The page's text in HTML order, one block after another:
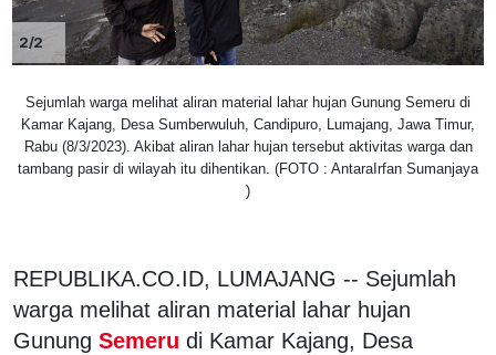
2/2
Sejumlah warga melihat aliran material lahar hujan Gunung Semeru di
Kamar Kajang, Desa Sumberwuluh, Candipuro, Lumajang, Jawa Timur,
Rabu (8/3/2023). Akibat aliran lahar hujan tersebut aktivitas warga dan
tambang pasir di wilayah itu dihentikan. (FOTO : AntaraIrfan Sumanjaya
)
REPUBLIKA.CO.ID, LUMAJANG -- Sejumlah
warga melihat aliran material lahar hujan
Gunung Semeru di Kamar Kajang, Desa